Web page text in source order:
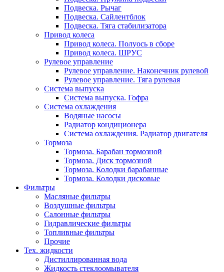
Подвеска. Рычаг
Подвеска. Сайлентблок
Подвеска. Тяга стабилизатора
Привод колеса
Привод колеса. Полуось в сборе
Привод колеса. ШРУС
Рулевое управление
Рулевое управление. Наконечник рулевой
Рулевое управление. Тяга рулевая
Система выпуска
Система выпуска. Гофра
Система охлаждения
Водяные насосы
Радиатор кондиционера
Система охлаждения. Радиатор двигателя
Тормоза
Тормоза. Барабан тормозной
Тормоза. Диск тормозной
Тормоза. Колодки барабанные
Тормоза. Колодки дисковые
Фильтры
Масляные фильтры
Воздушные фильтры
Салонные фильтры
Гидравлические фильтры
Топливные фильтры
Прочие
Тех. жидкости
Дистиллированная вода
Жидкость стеклоомывателя